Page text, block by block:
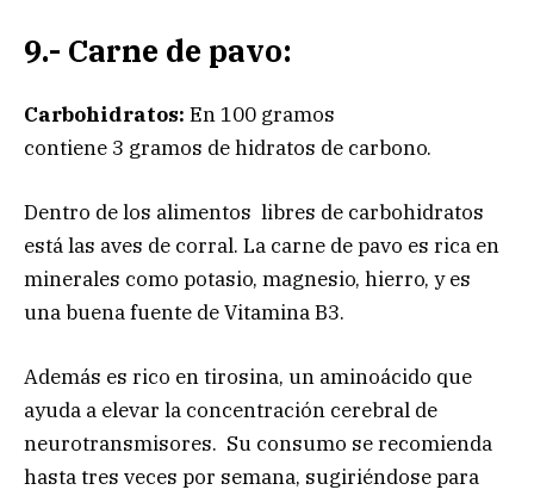
9.- Carne de pavo:
Carbohidratos: En 100 gramos
contiene 3 gramos de hidratos de carbono.
Dentro de los alimentos libres de carbohidratos
está las aves de corral. La carne de pavo es rica en
minerales como potasio, magnesio, hierro, y es
una buena fuente de Vitamina B3.
Además es rico en tirosina, un aminoácido que
ayuda a elevar la concentración cerebral de
neurotransmisores. Su consumo se recomienda
hasta tres veces por semana, sugiriéndose para